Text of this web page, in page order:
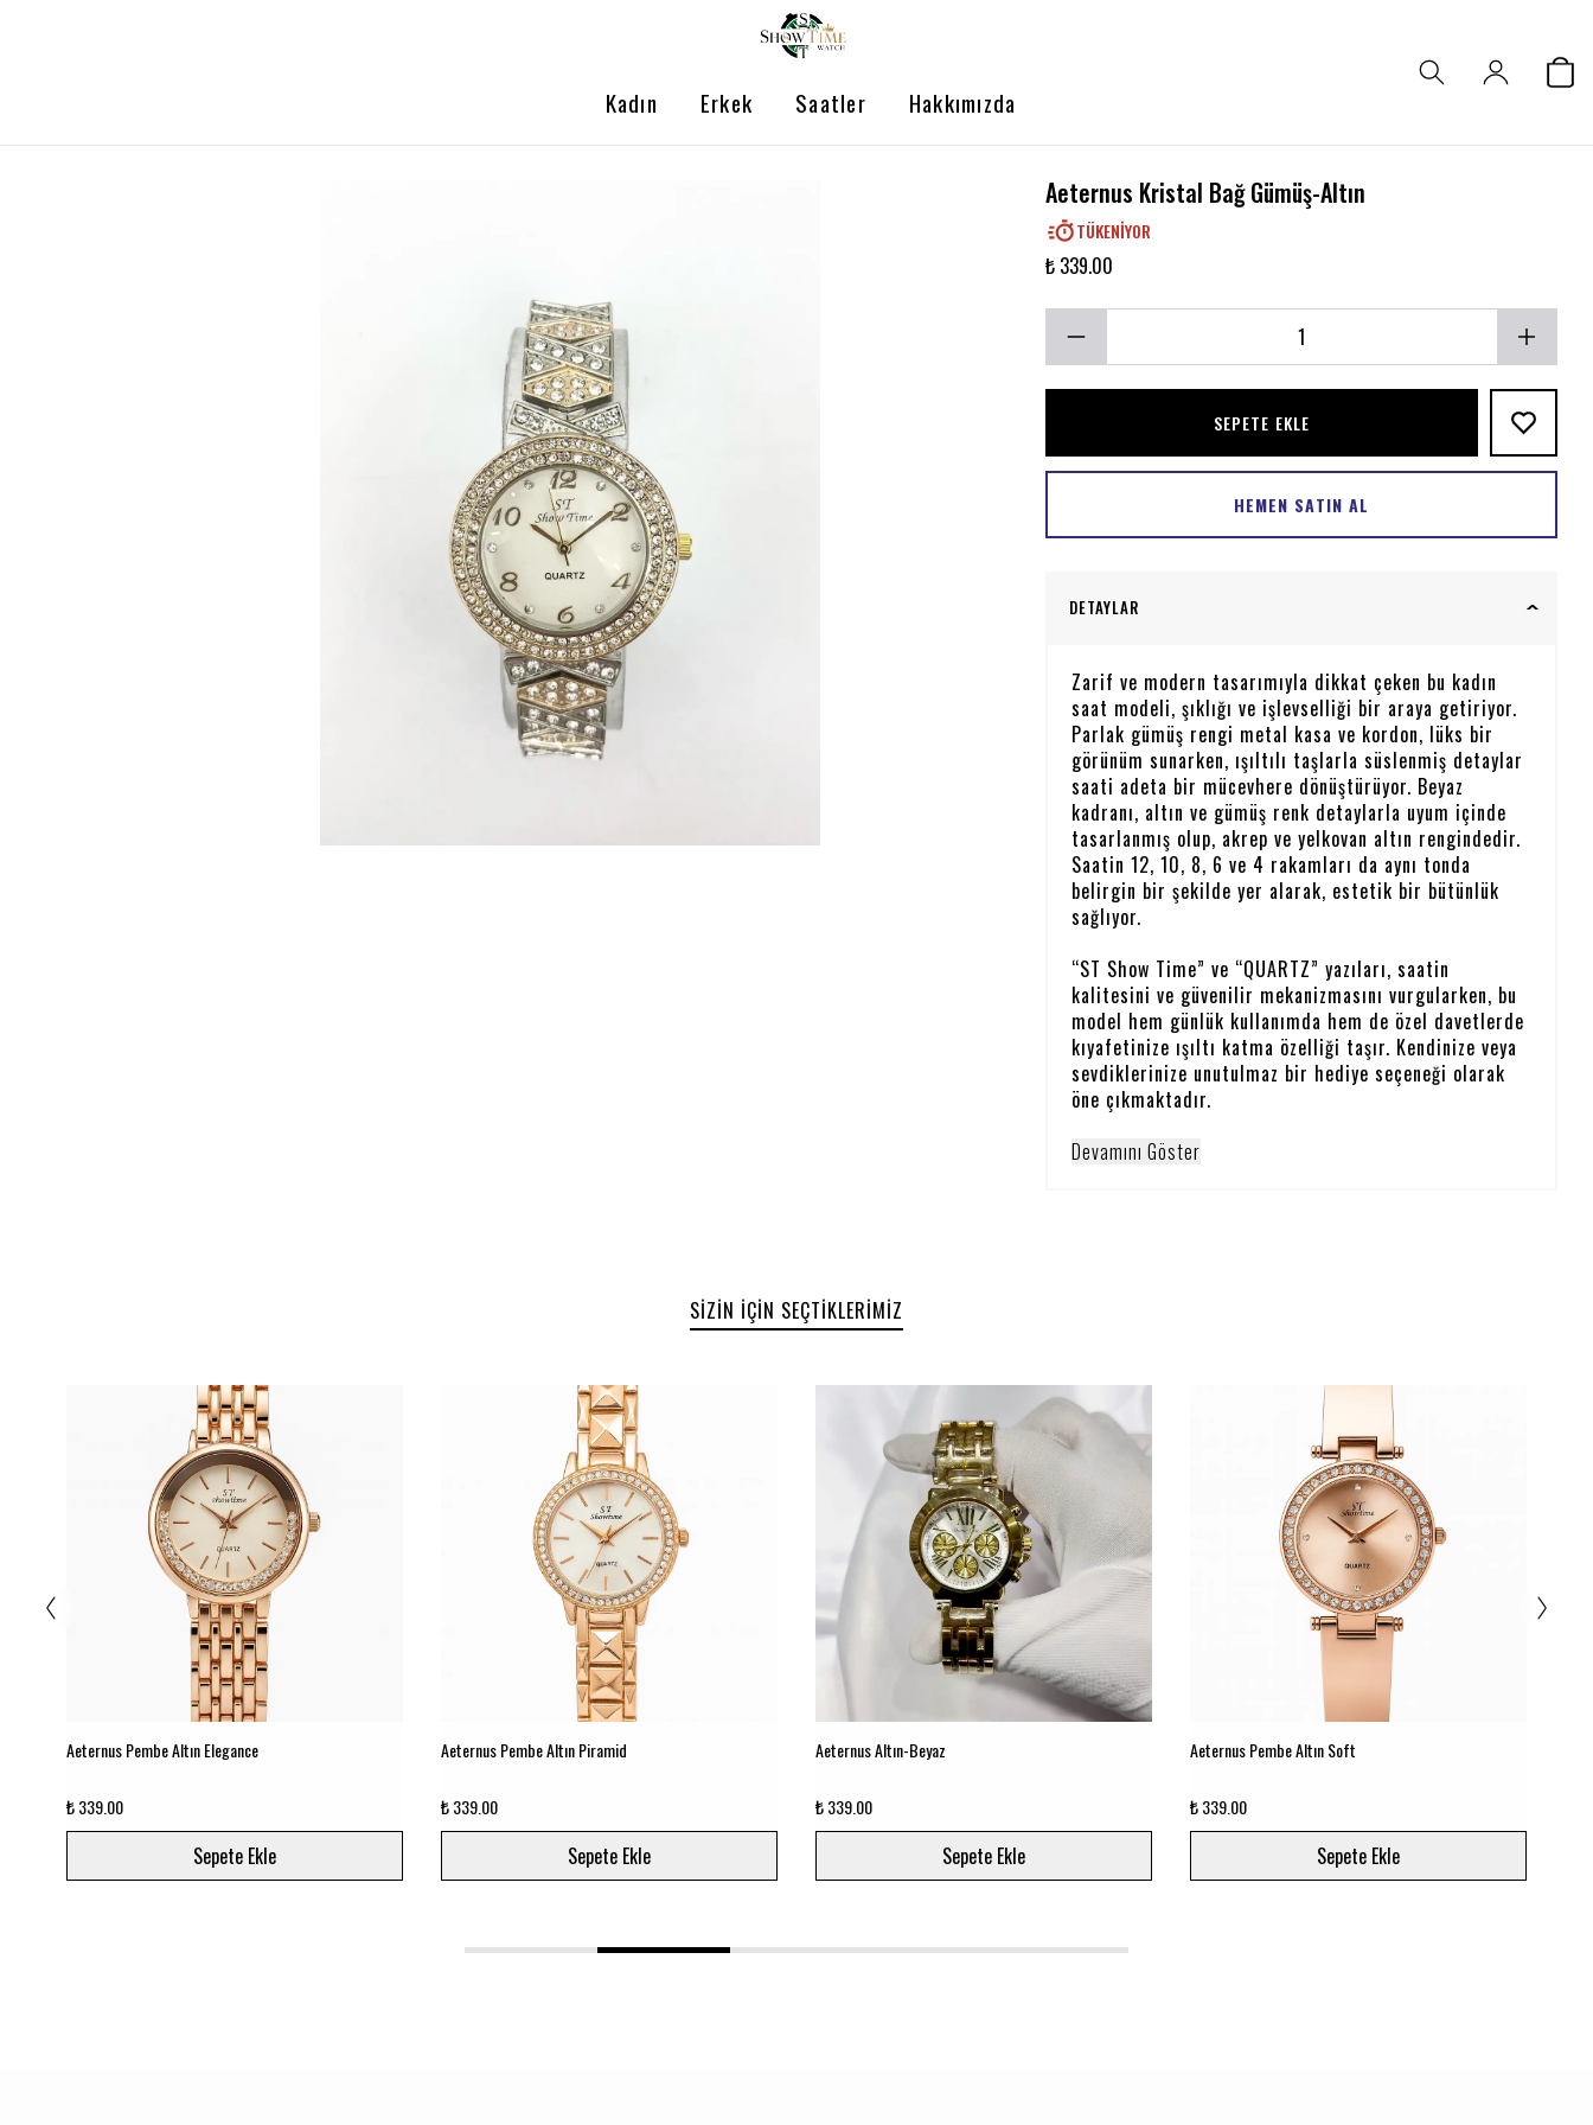
Kadın Erkek Saatler Hakkımızda
Aeternus Kristal Bağ Gümüş-Altın
TÜKENIYOR
₺ 339.00
SEPETE EKLE
HEMEN SATIN AL
DETAYLAR
Zarif ve modern tasarımıyla dikkat çeken bu kadın
saat modeli, şıklığı ve işlevselliği bir araya getiriyor.
Parlak gümüş rengi metal kasa ve kordon, lüks bir
görünüm sunarken, ışıltılı taşlarla süslenmiş detaylar
saati adeta bir mücevhere dönüştürüyor. Beyaz
kadranı, altın ve gümüş renk detaylarla uyum içinde
tasarlanmış olup, akrep ve yelkovan altın rengindedir.
Saatin 12, 10, 8, 6 ve 4 rakamları da aynı tonda
belirgin bir şekilde yer alarak, estetik bir bütünlük
sağlıyor.
“ST Show Time” ve “QUARTZ” yazıları, saatin
kalitesini ve güvenilir mekanizmasını vurgularken, bu
model hem günlük kullanımda hem de özel davetlerde
kıyafetinize ışıltı katma özelliği taşır. Kendinize veya
sevdiklerinize unutulmaz bir hediye seçeneği olarak
öne çıkmaktadır.
Devamını Göster
SIZIN İÇIN SEÇTIKLERIMIZ
Aeternus Pembe Altın Elegance
₺ 339.00
Sepete Ekle
Aeternus Pembe Altın Piramid
₺ 339.00
Sepete Ekle
Aeternus Altın-Beyaz
₺ 339.00
Sepete Ekle
Aeternus Pembe Altın Soft
₺ 339.00
Sepete Ekle
1 2 3 4 5